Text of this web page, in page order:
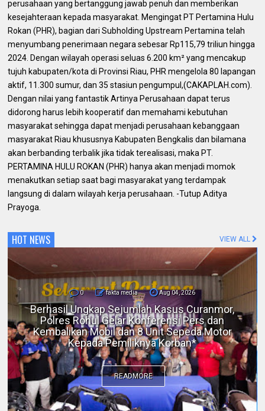
perusahaan yang bertanggung jawab penuh dan memberikan
kesejahteraan kepada masyarakat. Mengingat PT Pertamina Hulu
Rokan (PHR), bagian dari Subholding Upstream Pertamina telah
menyumbang penerimaan negara sebesar Rp115,79 triliun hingga
2024. Dengan wilayah operasi seluas 6.200 km² yang mencakup
tujuh kabupaten/kota di Provinsi Riau, PHR mengelola 80 lapangan
aktif, 11.300 sumur, dan 35 stasiun pengumpul,(CAKAPLAH.com).
Dengan nilai yang fantastik Artinya Perusahaan dapat terus
didorong harus lebih kooperatif dan memahami kebutuhan
masyarakat sehingga dapat menjadi perusahaan kebanggaan
masyarakat Riau khususnya Kabupaten Bengkalis dan bilamana
akan berbanding terbalik jika tidak terealisasi, maka PT.
PERTAMINA HULU ROKAN (PHR) hanya akan menjadi momok
menakutkan setiap saat bagi masyarakat yang terdampak
langsung di dalam wilayah kerja perusahaan. -Tutup Aditya
Prayoga.
HOT NEWS VIEW ALL
0 fakta media Aug 04, 2026
Berhasil Ungkap Sejumlah Kasus Curanmor,
Polres Rohul Gelar Konferensi Pers dan
Kembalikan Mobil dan 8 Unit Sepeda Motor
Kepada Pemiliknya Korban*
READMORE